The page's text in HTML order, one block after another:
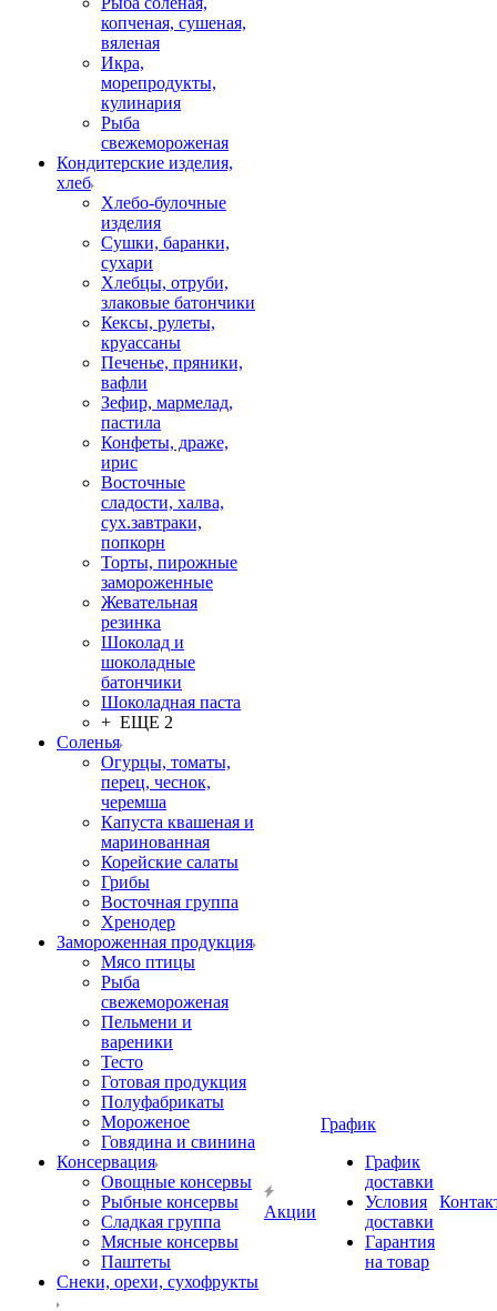
копченая, сушеная,
вяленая
Икра,
морепродукты,
кулинария
Рыба
свежемороженая
Кондитерские изделия,
хлеб
Хлебо-булочные
изделия
Сушки, баранки,
сухари
Хлебцы, отруби,
злаковые батончики
Кексы, рулеты,
круассаны
Печенье, пряники,
вафли
Зефир, мармелад,
пастила
Конфеты, драже,
ирис
Восточные
сладости, халва,
сух.завтраки,
попкорн
Торты, пирожные
замороженные
Жевательная
резинка
Шоколад и
шоколадные
батончики
Шоколадная паста
+ ЕЩЕ 2
Соленья
Огурцы, томаты,
перец, чеснок,
черемша
Капуста квашеная и
маринованная
Корейские салаты
Грибы
Восточная группа
Хренодер
Замороженная продукция
Мясо птицы
Рыба
свежемороженая
Пельмени и
вареники
Тесто
Готовая продукция
Полуфабрикаты
Мороженое
Говядина и свинина
Консервация
Овощные консервы
Рыбные консервы
Сладкая группа
Мясные консервы
Паштеты
Снеки, орехи, сухофрукты
Акции
График
График
доставки
Условия
доставки
Гарантия
на товар